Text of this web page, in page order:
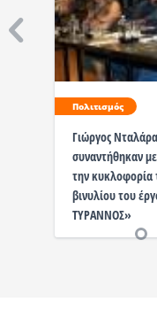
Πολιτισμός
Γιώργος
συναντήθηκαν
την κυκλοφορία
βινυλίου του
ΤΥΡΑΝΝΟΣ»